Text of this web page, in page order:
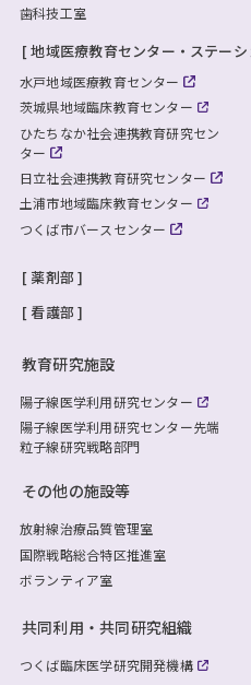
歯科技工室
地域医療教育センター・ステーシ
水戸地域医療教育センター
茨城県地域臨床教育センター
ひたちなか社会連携教育研究セン
ター
日立社会連携教育研究センター
土浦市地域臨床教育センター
つくば市バースセンター
薬剤部
看護部
教育研究施設
陽子線医学利用研究センター
陽子線医学利用研究センター先端
粒子線研究戦略部門
その他の施設等
放射線治療品質管理室
国際戦略総合特区推進室
ボランティア室
共同利用・共同研究組織
つくば臨床医学研究開発機構